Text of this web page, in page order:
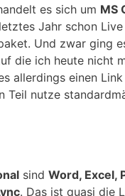
es sich um MS
Jahr schon
Und zwar ging
die ich heute nicht
allerdings einen Link
Teil nutze
sind Word, Excel,
. Das ist quasi die